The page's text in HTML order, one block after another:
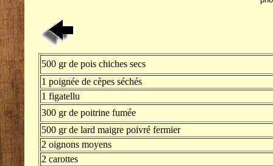
500 gr de pois chiches secs
1 poignée de cèpes séchés
1 figatellu
300 gr de poitrine fumée
500 gr de lard maigre poivré fermier
2 oignons moyens
2 carottes